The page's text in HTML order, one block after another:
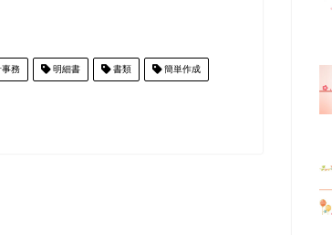
務 明細書 書類 簡単作成